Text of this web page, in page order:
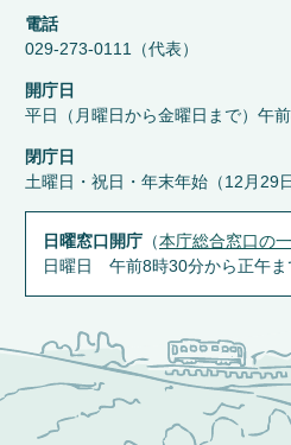
電話
029-273-0111（代表）
開庁日
平日（月曜日から金曜日まで）午
閉庁日
土曜日・祝日・年末年始（12月29
日曜窓口開庁 （本庁総合窓口の
日曜日 午前8時30分から正午